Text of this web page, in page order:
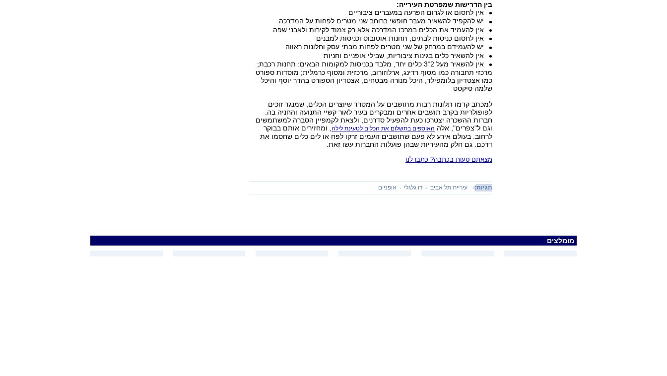
בין הדרישות שמפרטת העירייה:
אין לחסום או לגרום הפרעה במעברים ציבוריים
יש להקפיד להשאיר מעבר חופשי ברוחב שני מטרים לפחות על המדרכה
אין להעמיד את הכלים במרכז המדרכה אלא רק צמוד לקירות ולאבני שפה
אין לחסום כניסות לבתים, תחנות אוטובוס וכניסות למבנים
יש להעמידם במרחק של שני מטרים לפחות מבתי עסק וחלונות ראווה
אין להשאיר כלים בגינות ציבוריות, שבילי אופניים וחניות
אין להשאיר מעל 2־3 כלים יחד, מלבד בכניסות למקומות הבאים: תחנות רכבת;
מרכזי תחבורה כמו מסוף רדינג, ארלוזורוב, מרכזית ומסוף כרמלית; מוסדות ספורט
כמו אצטדיון בלומפילד, היכל מנורה מבטחים, אצטדיון הספורט בהדר יוסף והיכל
שלמה סיקסט
למכתב קדמו תלונות רבות מתושבים על המטרד שיוצרים הכלים, שמנגד זוכים
לפופולריות בקרב תושבים אחרים ומבקרים בעיר לאור קשיי התנועה והחניה בה.
חברות ההשכרה יצטרכו כעת להפעיל סדרנים, ולצאת לקמפיין הסברה למשתמשים
וגם ל"צפרים", אלה האוספים בתשלום את הכלים לטעינת לילה, ומחזירים אותם בבוקר
לרחוב. בעולם אירע לא פעם שתושבים זועמים זרקו לפח או לים כלים שחסמו את
דרכם. גם חלק מהעיריות שבהן פועלות החברות עשו זאת.
מצאתם טעות בכתבה? כתבו לנו
תגיות: עיריית תל אביב דו גלגלי אופניים
מומלצים